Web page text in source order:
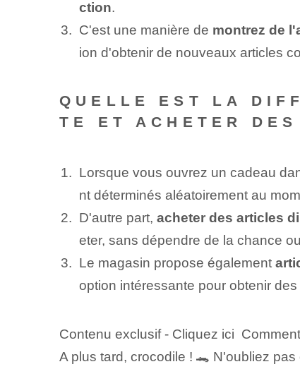
ction.
C'est une manière de montrez⁤ de
ion d'obtenir de nouveaux articles
QUELLE EST LA
TE ET ACHETER
Lorsque vous ouvrez un cadeau
nt déterminés aléatoirement au
D'autre part, acheter des articles
eter, sans dépendre de la chance
Le magasin⁤ propose également⁢
option intéressante pour obtenir
Contenu exclusif - Cliquez ici
A plus tard, crocodile ! 🐊 N'oubliez